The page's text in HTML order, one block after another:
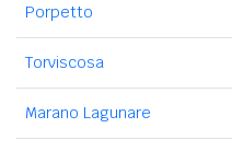
Porpetto
Torviscosa
Marano Lagunare